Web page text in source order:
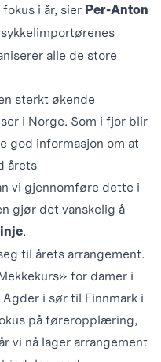
i år, sier Per-Anton
alle de store
sterkt økende
i Norge. Som i fjor blir
god informasjon om at
årets
vi gjennomføre dette i
gjør det vanskelig å
.
til årets arrangement.
for damer i
i sør til Finnmark i
på føreropplæring,
vi nå lager arrangement